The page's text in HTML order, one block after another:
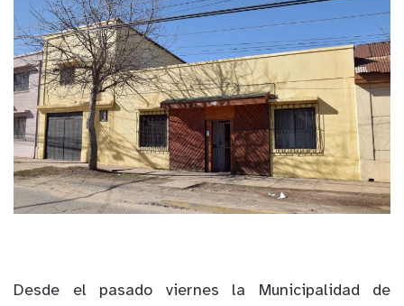
Desde el pasado viernes la Municipalidad de